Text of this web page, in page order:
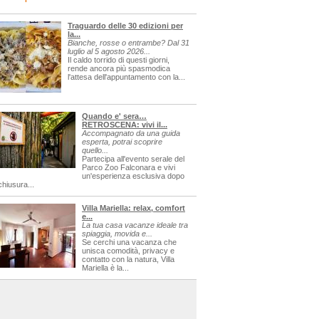
Traguardo delle 30 edizioni per
la...
Bianche, rosse o entrambe? Dal 31
luglio al 5 agosto 2026...
Il caldo torrido di questi giorni,
rende ancora più spasmodica
l'attesa dell'appuntamento con la...
Quando e' sera…
RETROSCENA: vivi il...
Accompagnato da una guida
esperta, potrai scoprire
quello...
Partecipa all'evento serale del
Parco Zoo Falconara e vivi
un'esperienza esclusiva dopo
Villa Mariella: relax, comfort
e...
La tua casa vacanze ideale tra
spiaggia, movida e...
Se cerchi una vacanza che
unisca comodità, privacy e
contatto con la natura, Villa
Mariella è la...